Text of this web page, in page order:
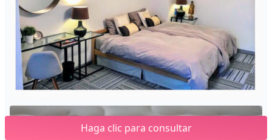
Haga clic para consultar